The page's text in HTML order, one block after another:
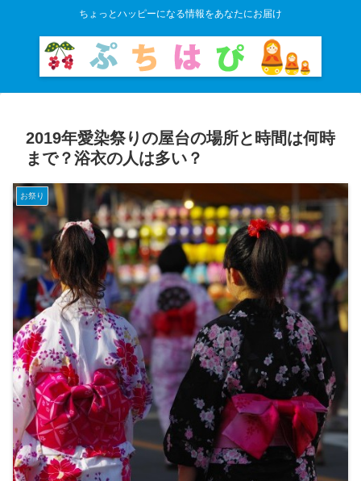
ちょっとハッピーになる情報をあなたにお届け
2019年愛染祭りの屋台の場所と時間は何時
まで？浴衣の人は多い？
お祭り